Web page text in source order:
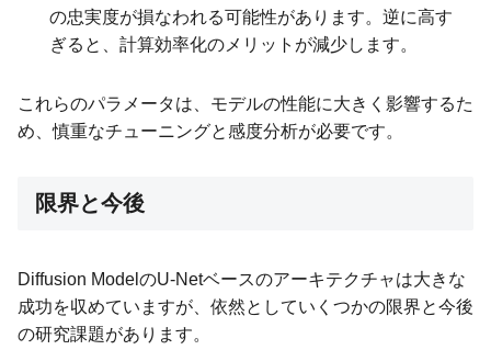
の忠実度が損なわれる可能性があります。逆に高す
ぎると、計算効率化のメリットが減少します。
これらのパラメータは、モデルの性能に大きく影響するた
め、慎重なチューニングと感度分析が必要です。
限界と今後
Diffusion ModelのU-Netベースのアーキテクチャは大きな
成功を収めていますが、依然としていくつかの限界と今後
の研究課題があります。